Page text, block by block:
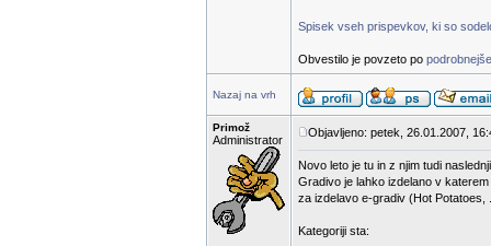
Spisek vseh prispevkov, ki so
Obvestilo je povzeto po
Nazaj na vrh
Primož
Administrator
Objavljeno: petek, 26.01.2007,
Novo leto je tu in z njim tudi
Gradivo je lahko izdelano v
za izdelavo e-gradiv (Hot Potatoes,
Kategoriji sta: